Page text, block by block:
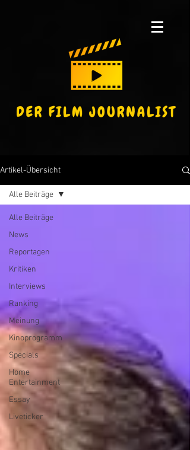
Artikel-Übersicht
Alle Beiträge
News
Reportagen
Kritiken
Interviews
Ranking
Meinung
Kinoprogramm
Specials
Home
Entertainment
Essay
Liveticker
Alle Beiträge